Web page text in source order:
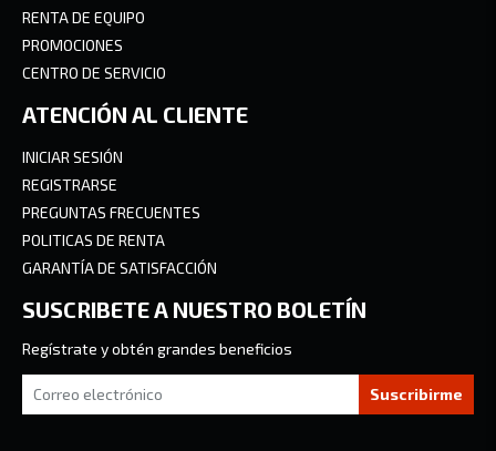
RENTA DE EQUIPO
PROMOCIONES
CENTRO DE SERVICIO
ATENCIÓN AL CLIENTE
INICIAR SESIÓN
REGISTRARSE
PREGUNTAS FRECUENTES
POLITICAS DE RENTA
GARANTÍA DE SATISFACCIÓN
SUSCRIBETE A NUESTRO BOLETÍN
Regístrate y obtén grandes beneficios
Suscribirme